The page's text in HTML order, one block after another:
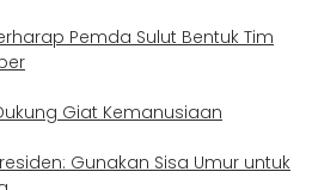
Pemda Sulut Bentuk Tim
Giat Kemanusiaan
Gunakan Sisa Umur untuk